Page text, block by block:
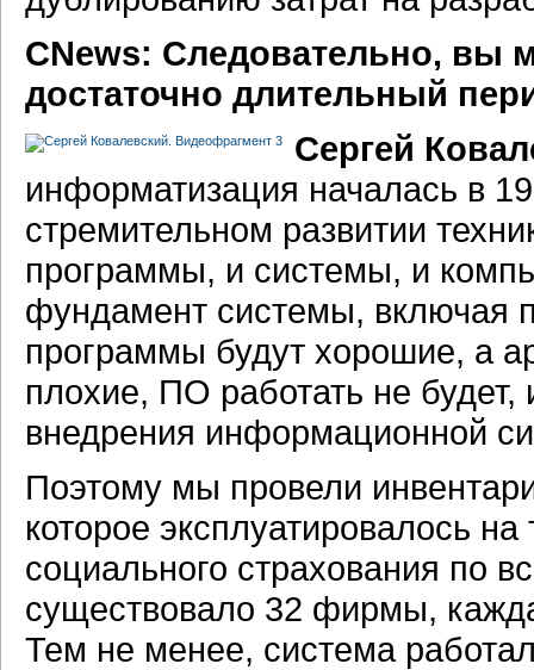
CNews: Следовательно, вы
достаточно длительный
Сергей
информатизация началась в
стремительном развитии
программы, и системы, и
фундамент системы, включая
программы будут хорошие, а
плохие, ПО работать не будет,
внедрения информационной
Поэтому мы провели
которое эксплуатировалось
социального страхования по
существовало 32 фирмы,
Тем не менее, система